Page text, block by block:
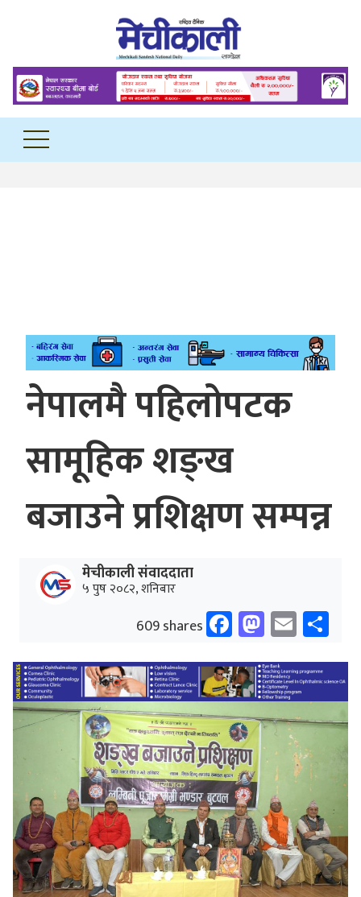
नेपालमै पहिलोपटक
सामूहिक शङ्ख
बजाउने प्रशिक्षण सम्पन्न
मेचीकाली संवाददाता
५ पुष २०८२, शनिबार
609 shares Facebook
Email